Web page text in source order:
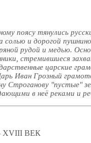
поясу тянулись
солью и дорогой
рудой и медью.
стремившиеся
царские
Иван Грозный
Строганову "пустые"
в неё реками и
ВЕК